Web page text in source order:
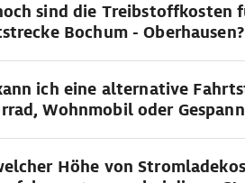
sind die Treibstoffkosten
Bochum - Oberhausen?
ich eine alternative
Wohnmobil oder
Höhe von